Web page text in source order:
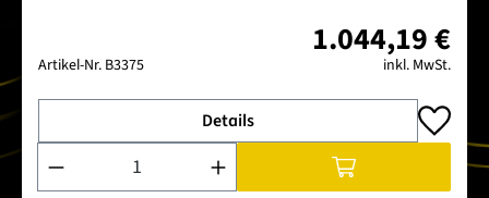
Artikel-Nr. B3375
1.044,19 €
inkl. MwSt.
Details
Produkt Anzahl: Gib den gewünschten Wert ein oder